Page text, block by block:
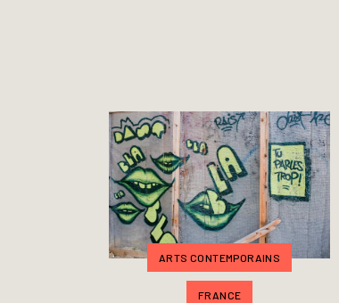
ARTS CONTEMPORAINS
FRANCE